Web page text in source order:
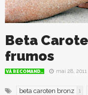
Beta
frumos
VĂ RECOMAND.. mai 28, 2011
beta caroten bronz 1